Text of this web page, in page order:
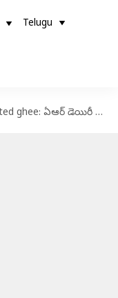
Telugu
ఏ నిబంధనలను ఉల్లంఘించిందని కేంద్ర ప్రభుత్వాన్ని ప్రశ్నించిన మద్రాసు హైకోర్టు